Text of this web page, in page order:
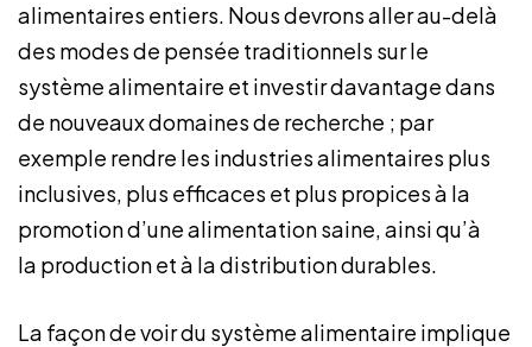
alimentaires entiers. Nous devrons aller au-delà
des modes de pensée traditionnels sur le
système alimentaire et investir davantage dans
de nouveaux domaines de recherche ; par
exemple rendre les industries alimentaires plus
inclusives, plus efficaces et plus propices à la
promotion d’une alimentation saine, ainsi qu’à
la production et à la distribution durables.
La façon de voir du système alimentaire implique